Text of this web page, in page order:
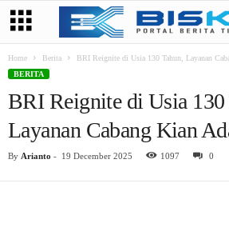
Home Berita
BRI Reignite di Usia 130 Tahun, Layanan
BERITA
BRI Reignite di Usia 130
Layanan Cabang Kian
By Arianto - 19 December 2025 1097 0